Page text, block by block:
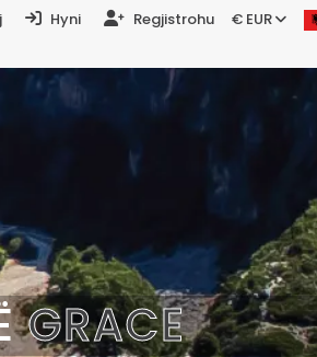
Hyni Regjistrohu € EUR
GRACE